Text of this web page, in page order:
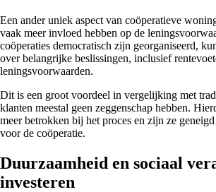
Een ander uniek aspect van coöperatieve
vaak meer invloed hebben op de
coöperaties democratisch zijn georganiseerd,
over belangrijke beslissingen, inclusief
leningsvoorwaarden.
Dit is een groot voordeel in vergelijking met
klanten meestal geen zeggenschap hebben.
meer betrokken bij het proces en zijn ze
voor de coöperatie.
Duurzaamheid en sociaal
investeren